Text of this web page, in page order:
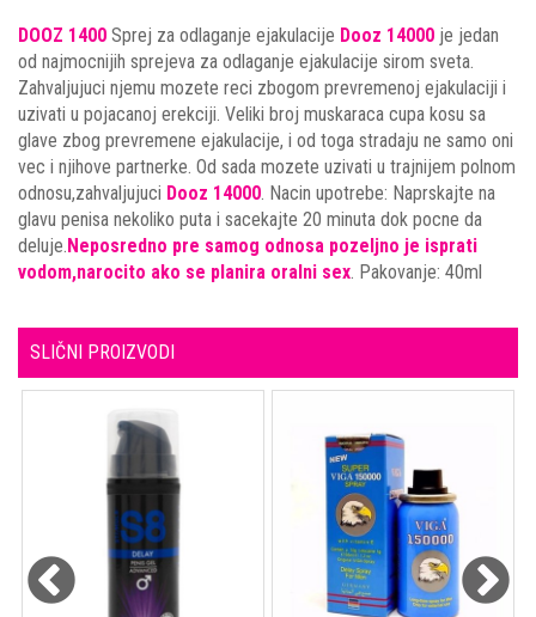
DOOZ 1400 Sprej za odlaganje ejakulacije Dooz 14000 je jedan
od najmocnijih sprejeva za odlaganje ejakulacije sirom sveta.
Zahvaljujuci njemu mozete reci zbogom prevremenoj ejakulaciji i
uzivati u pojacanoj erekciji. Veliki broj muskaraca cupa kosu sa
glave zbog prevremene ejakulacije, i od toga stradaju ne samo oni
vec i njihove partnerke. Od sada mozete uzivati u trajnijem polnom
odnosu,zahvaljujuci Dooz 14000. Nacin upotrebe: Naprskajte na
glavu penisa nekoliko puta i sacekajte 20 minuta dok pocne da
deluje.Neposredno pre samog odnosa pozeljno je isprati
vodom,narocito ako se planira oralni sex. Pakovanje: 40ml
SLIČNI PROIZVODI